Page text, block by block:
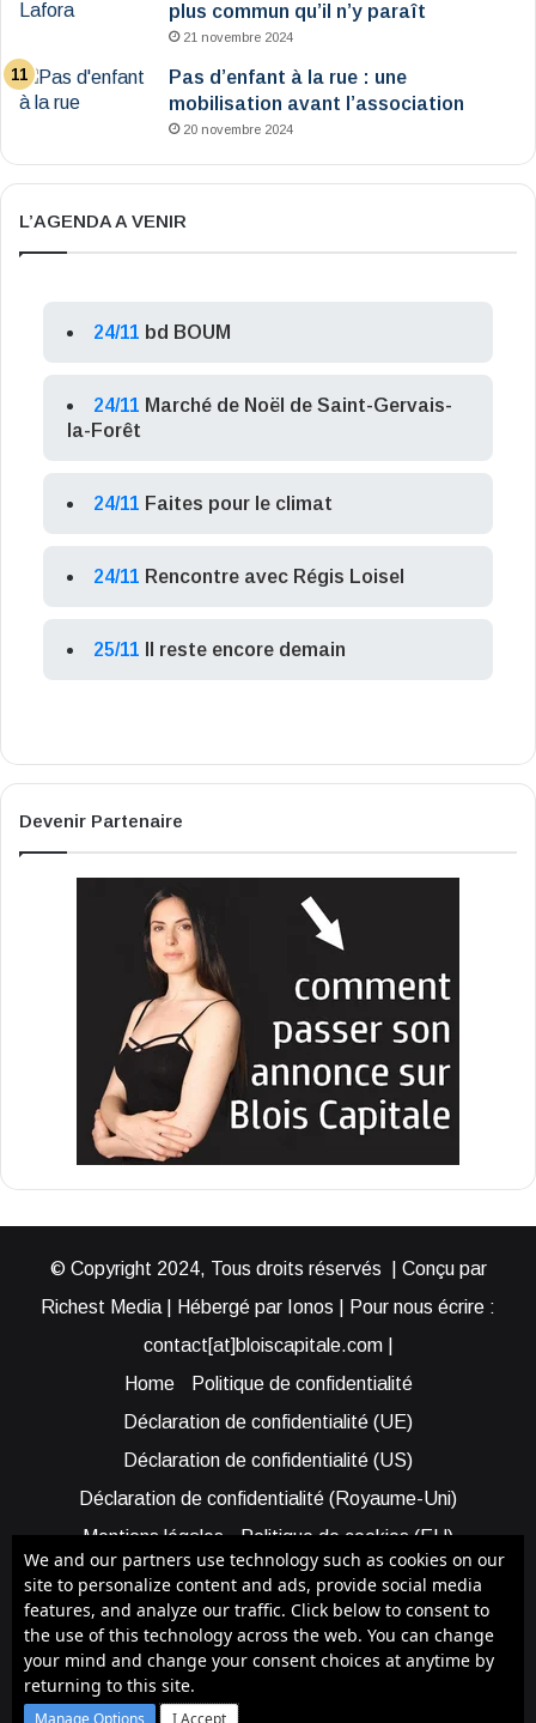
plus commun qu’il n’y paraît
21 novembre 2024
Pas d’enfant à la rue : une
mobilisation avant l’association
20 novembre 2024
L’AGENDA A VENIR
24/11 bd BOUM
24/11 Marché de Noël de Saint-Gervais-
la-Forêt
24/11 Faites pour le climat
24/11 Rencontre avec Régis Loisel
25/11 Il reste encore demain
Devenir Partenaire
© Copyright 2024, Tous droits réservés | Conçu par
Richest Media | Hébergé par Ionos | Pour nous écrire :
contact[at]bloiscapitale.com |
Home
Politique de confidentialité
Déclaration de confidentialité (UE)
Déclaration de confidentialité (US)
Déclaration de confidentialité (Royaume-Uni)
Mentions légales
Politique de cookies (EU)
Cookie Policy (AUS)
Cookie Policy (US)
Qui sommes-nous ?
Participer à Blois Capitale
Bénéficier d’une assistance
Facebook
X
We and our partners use technology such as cookies on our
site to personalize content and ads, provide social media
features, and analyze our traffic. Click below to consent to
the use of this technology across the web. You can change
your mind and change your consent choices at anytime by
returning to this site.
Manage Options I Accept